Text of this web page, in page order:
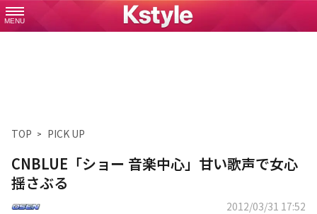
MENU
TOP PICK UP
CNBLUE「ショー 音楽中心」甘い歌声で女心
揺さぶる
2012/03/31 17:52